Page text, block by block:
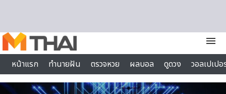
menu
หน้าแรก
ทำนายฝัน ตรวจหวย ผลบอล ดูดวง
วอลเปเป
ไลฟ์สไตล์